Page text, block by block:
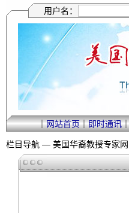
用户名：
｜网站首页｜即时通讯
栏目导航 — 美国华裔教授专家网